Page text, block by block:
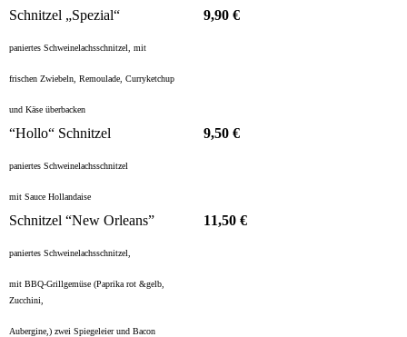
Schnitzel „Spezial“
paniertes Schweinelachsschnitzel, mit
frischen Zwiebeln, Remoulade, Curryketchup
und Käse überbacken
9,90 €
“Hollo“ Schnitzel
paniertes Schweinelachsschnitzel
mit Sauce Hollandaise
9,50 €
Schnitzel “New Orleans”
paniertes Schweinelachsschnitzel,
mit BBQ-Grillgemüse (Paprika rot &gelb,
Zucchini,
Aubergine,) zwei Spiegeleier und Bacon
11,50 €